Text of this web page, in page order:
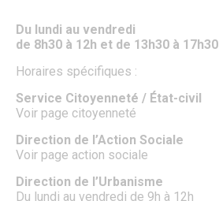
Police municipale
Autres organes de sécurité publique
Influenza Aviaire
Le Frelon asiatique
Propreté, Eau & Assainissement
Gestion de l’Eau
Senlis Ville Propre
Gestion des déchets
Nettoyage des rues
Graffitis
Les marchés alimentaires
Du lundi au vendredi
de 8h30 à 12h et de 13h30 à 17h30
Horaires spécifiques :
Service Citoyenneté / État-civil
Voir page citoyenneté
Direction de l’Action Sociale
Voir page action sociale
Direction de l’Urbanisme
Du lundi au vendredi de 9h à 12h